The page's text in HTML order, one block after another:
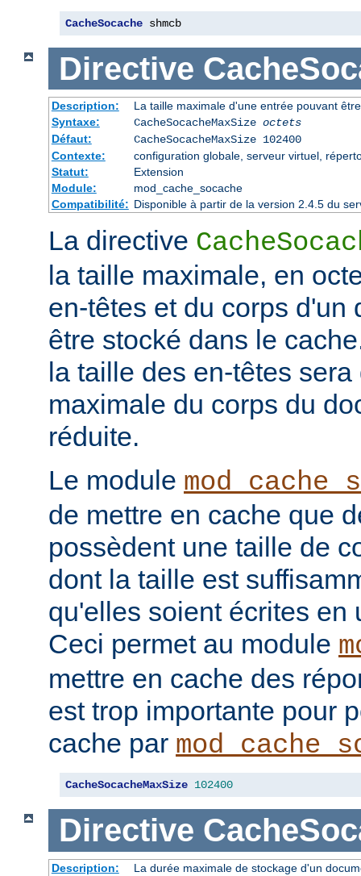
CacheSocache shmcb
Directive
Description:
La taille maximale d'une entrée pouvant
Syntaxe:
CacheSocacheMaxSize octets
Défaut:
CacheSocacheMaxSize 102400
Contexte:
configuration globale, serveur virtuel,
Statut:
Extension
Module:
mod_cache_socache
Compatibilité: Disponible à partir de la version 2.4.5 du
La directive
la taille maximale, en
en-têtes et du corps d'un
être stocké dans le
la taille des en-têtes
maximale du corps du
réduite.
Le module
de mettre en cache que
possèdent une taille de
dont la taille est
qu'elles soient écrites en
Ceci permet au module
mettre en cache des
est trop importante pour
cache par
CacheSocacheMaxSize 102400
Directive
Description:
La durée maximale de stockage d'un